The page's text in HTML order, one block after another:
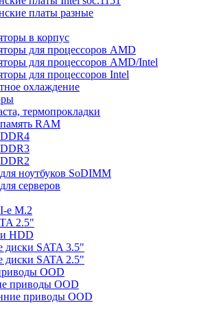
платы разные
в корпус
для процессоров AMD
для процессоров AMD/Intel
для процессоров Intel
охлаждение
термопрокладки
RAM
ноутбуков SoDIMM
серверов
e M.2
2.5"
HDD
диски SATA 3.5"
диски SATA 2.5"
OOD
приводы OOD
приводы OOD